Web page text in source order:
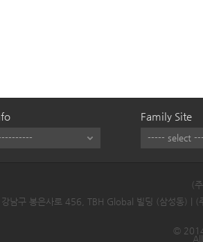
Family Site
(
강남구 봉은사로 456, TBH Global 빌딩 (삼성동) |
©